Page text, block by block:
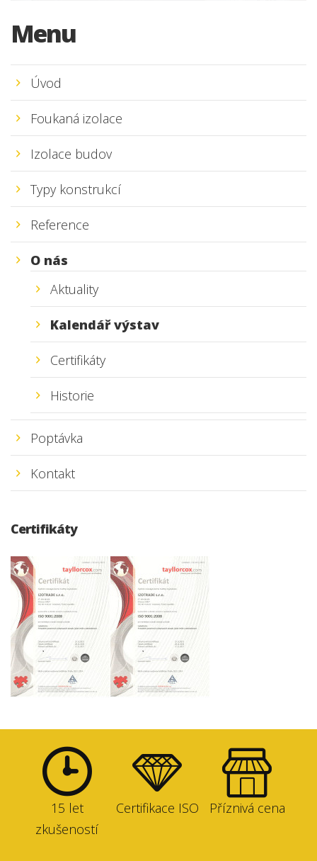
Menu
Úvod
Foukaná izolace
Izolace budov
Typy konstrukcí
Reference
O nás
Aktuality
Kalendář výstav
Certifikáty
Historie
Poptávka
Kontakt
Certifikáty
15 let
zkušeností
Certifikace ISO Příznivá cena